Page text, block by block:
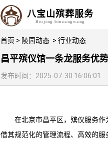
八宝山殡葬服务
Beijing binzangwang
首页 > 陵园动态 > 行业动态
昌平殡仪馆一条龙服务优
发布时间：2025-07-30 16:06:01
在北京市昌平区，殡仪服务作
借其规范化的管理流程、高效的